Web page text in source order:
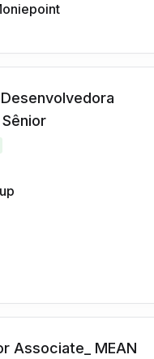
Associate_ MEAN